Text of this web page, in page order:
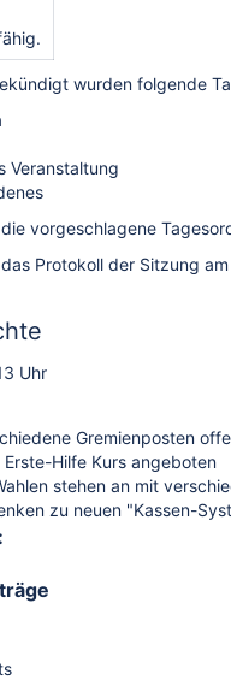
wurden folgende
Veranstaltung
vorgeschlagene
Protokoll der Sitzung
Uhr
Gremienposten
Erste-Hilfe Kurs angeboten
stehen an mit
zu neuen "Kassen-